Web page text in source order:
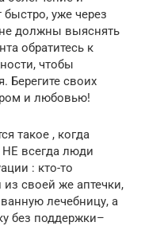
уже через
должны выяснять
обратитесь к
чтобы
Берегите своих
и любовью!
такое , когда
НЕ всегда люди
: кто-то
своей же аптечки,
лечебницу, а
без поддержки–